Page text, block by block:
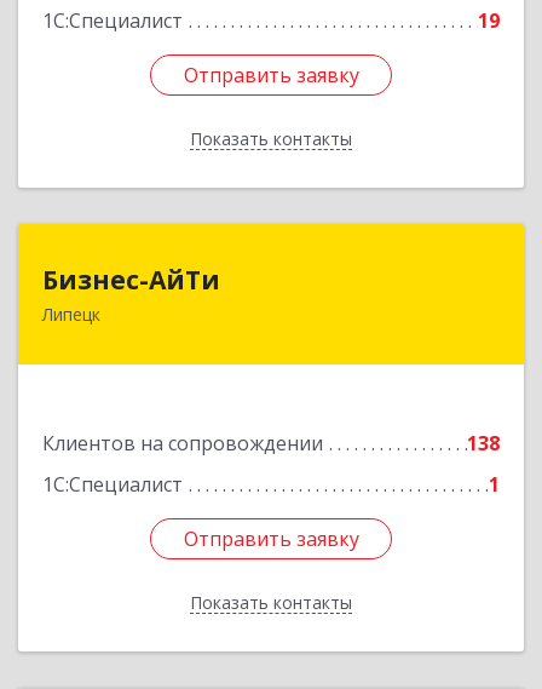
1С:Специалист
19
Отправить заявку
Показать контакты
Отправить заявку
Назад
Бизнес-АйТи
Липецк
Клиентов на сопровождении
138
1С:Специалист
1
Отправить заявку
Показать контакты
398008, Липецкая обл, Липецк г, 50 лет НЛМК
Отправить заявку
Назад